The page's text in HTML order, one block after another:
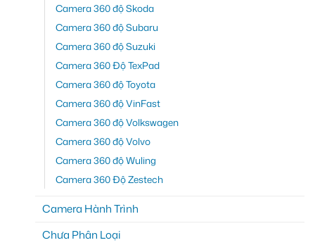
Camera 360 độ Skoda
Camera 360 độ Subaru
Camera 360 độ Suzuki
Camera 360 Độ TexPad
Camera 360 độ Toyota
Camera 360 độ VinFast
Camera 360 độ Volkswagen
Camera 360 độ Volvo
Camera 360 độ Wuling
Camera 360 Độ Zestech
Camera Hành Trình
Chưa Phân Loại